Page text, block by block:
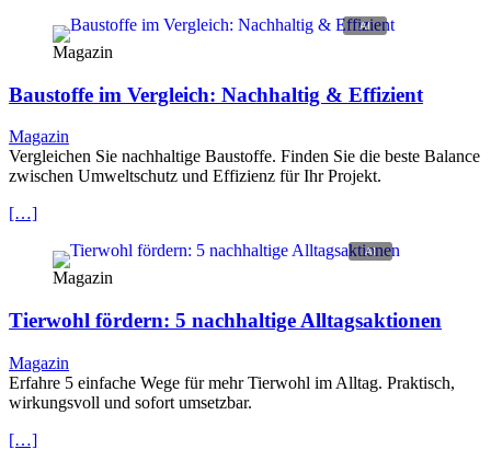
Magazin
Baustoffe im Vergleich: Nachhaltig & Effizient
Magazin
Vergleichen Sie nachhaltige Baustoffe. Finden Sie die beste Balance
zwischen Umweltschutz und Effizienz für Ihr Projekt.
[…]
Magazin
Tierwohl fördern: 5 nachhaltige Alltagsaktionen
Magazin
Erfahre 5 einfache Wege für mehr Tierwohl im Alltag. Praktisch,
wirkungsvoll und sofort umsetzbar.
[…]